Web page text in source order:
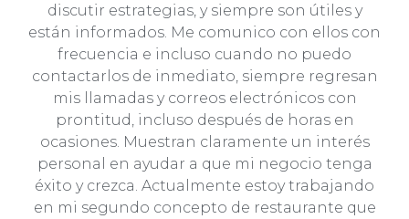
discutir estrategias, y siempre son útiles y
están informados. Me comunico con ellos con
frecuencia e incluso cuando no puedo
contactarlos de inmediato, siempre regresan
mis llamadas y correos electrónicos con
prontitud, incluso después de horas en
ocasiones. Muestran claramente un interés
personal en ayudar a que mi negocio tenga
éxito y crezca. Actualmente estoy trabajando
en mi segundo concepto de restaurante que